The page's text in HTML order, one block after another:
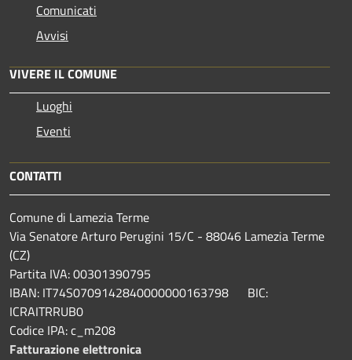
Comunicati
Avvisi
VIVERE IL COMUNE
Luoghi
Eventi
CONTATTI
Comune di Lamezia Terme
Via Senatore Arturo Perugini 15/C - 88046 Lamezia Terme
(CZ)
Partita IVA: 00301390795
IBAN: IT74S0709142840000000163798 BIC:
ICRAITRRUB0
Codice IPA: c_m208
Fatturazione elettronica